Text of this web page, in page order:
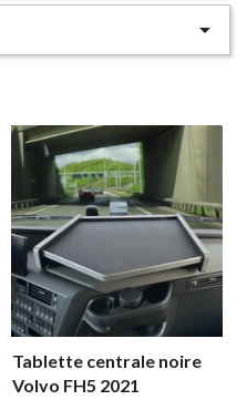

Tablette centrale noire
Volvo FH5 2021